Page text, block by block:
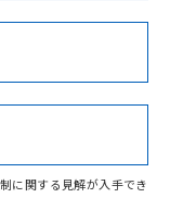
Cr(VI)
に関する見解が入手でき